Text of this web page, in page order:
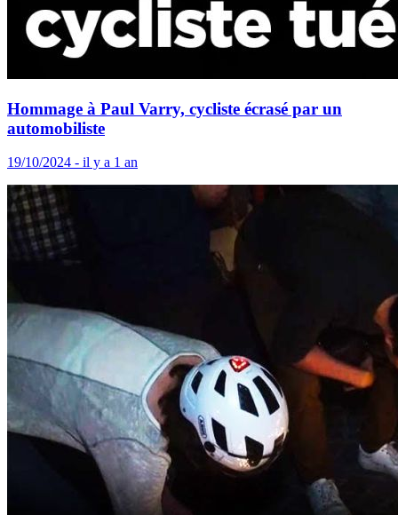
Hommage à Paul Varry, cycliste écrasé par un
automobiliste
19/10/2024 - il y a 1 an